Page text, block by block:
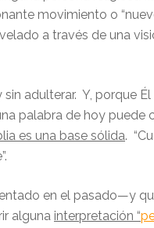
movimiento o
a través de una
adulterar. Y, porque
palabra de hoy puede
es una base sólida.
en el pasado—y
alguna interpretación “